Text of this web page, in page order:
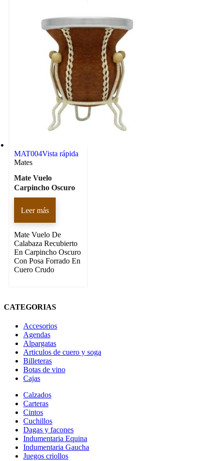
MAT004Vista rápida
Mates
Mate Vuelo
Carpincho Oscuro
Leer más
Mate Vuelo De
Calabaza Recubierto
En Carpincho Oscuro
Con Posa Forrado En
Cuero Crudo
CATEGORIAS
Accesorios
Agendas
Alpargatas
Articulos de cuero y soga
Billeteras
Botas de vino
Cajas
Calzados
Carteras
Cintos
Cuchillos
Dagas y facones
Indumentaria Equina
Indumentaria Gaucha
Juegos criollos